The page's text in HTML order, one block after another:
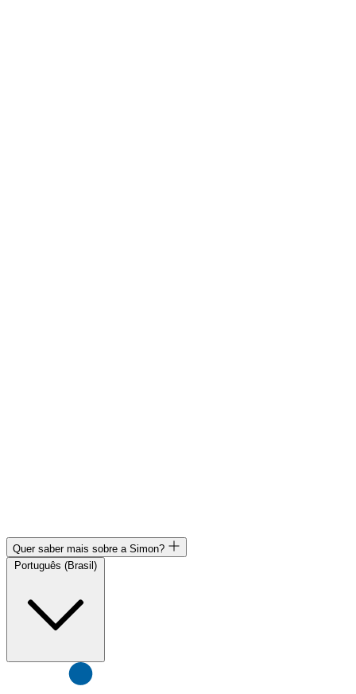
Quer saber mais sobre a Simon?